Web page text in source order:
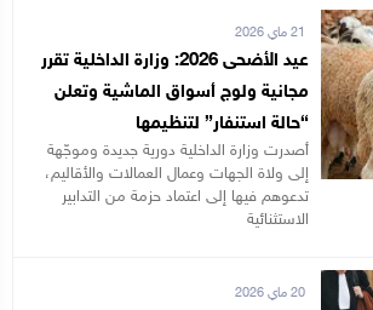
عيد الأضحى 2026: وزارة الداخلية تقرر
مجانية ولوج أسواق الماشية وتعلن
“حالة استنفار” لتنظيمها
أصدرت وزارة الداخلية دورية جديدة وموجّهة
إلى ولاة الجهات وعمال العمالات والأقاليم،
تدعوهم فيها إلى اعتماد حزمة من التدابير
الاستثنائية
20 ماي 2026